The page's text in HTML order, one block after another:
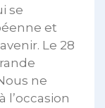
se
et
Le 28
ne
l’occasion